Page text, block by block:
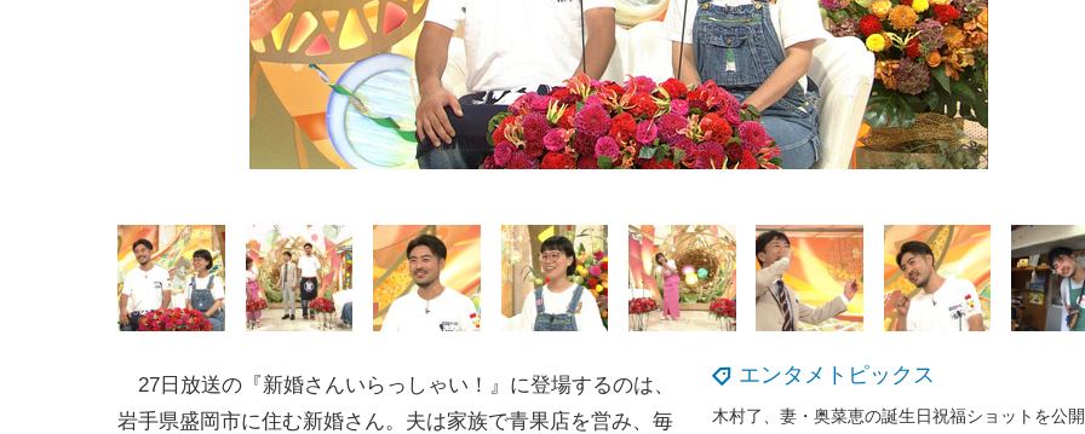
エンタメトピックス
27日放送の『新婚さんいらっしゃい！』に登場するのは、
岩手県盛岡市に住む新婚さん。夫は家族で青果店を営み、毎